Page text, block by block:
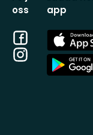
oss
Facebook
Instagram
app
App
Store
App
Store